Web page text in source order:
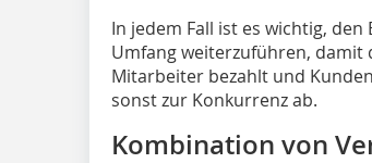
In jedem Fall ist es wichtig,
Umfang weiterzuführen, damit
Mitarbeiter bezahlt und
sonst zur Konkurrenz ab.
Kombination von